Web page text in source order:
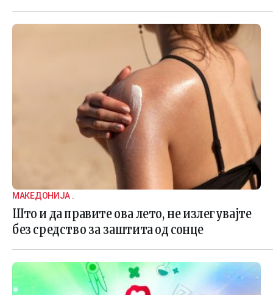
МАКЕДОНИЈА .
Што и да правите ова лето, не излегувајте
без средство за заштита од сонце